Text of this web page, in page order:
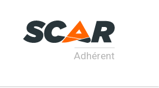
Adhérent